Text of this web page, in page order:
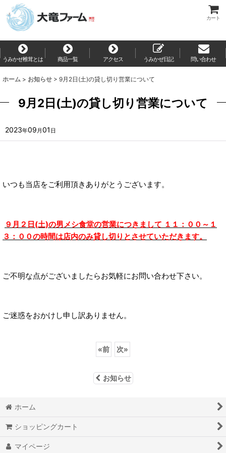
カート
うみかぜ椎茸とは 商品一覧 アクセス うみかぜ日記 問い合わせ
ホーム > お知らせ > 9月2日(土)の貸し切り営業について
9月2日(土)の貸し切り営業について
2023年09 月01 日
いつも当店をご利用頂きありがとうございます。
９月２日(土)の男メシ食堂の営業につきまして １１：００～１
３：００の時間は店内のみ貸し切りとさせていただきます。
ご不明な点がございましたらお気軽にお問い合わせ下さい。
ご迷惑をおかけし申し訳ありません。
«前 次»
お知らせ
ホーム
ショッピングカート
マイページ